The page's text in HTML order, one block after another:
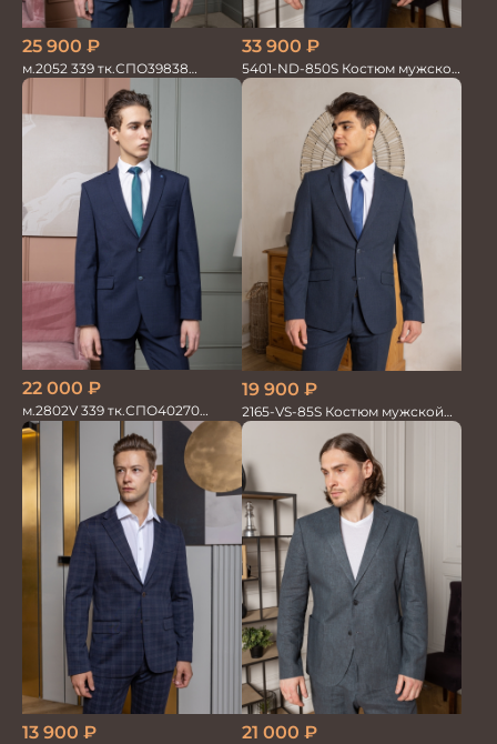
25 900 ₽
м.2052 339 тк.СПО39838
Костюм мужской
33 900 ₽
5401-ND-850S Костюм мужской
двойка
22 000 ₽
м.2802V 339 тк.СПО40270
Костюм мужской
19 900 ₽
2165-VS-85S Костюм мужской
двойка
13 900 ₽ 21 000 ₽